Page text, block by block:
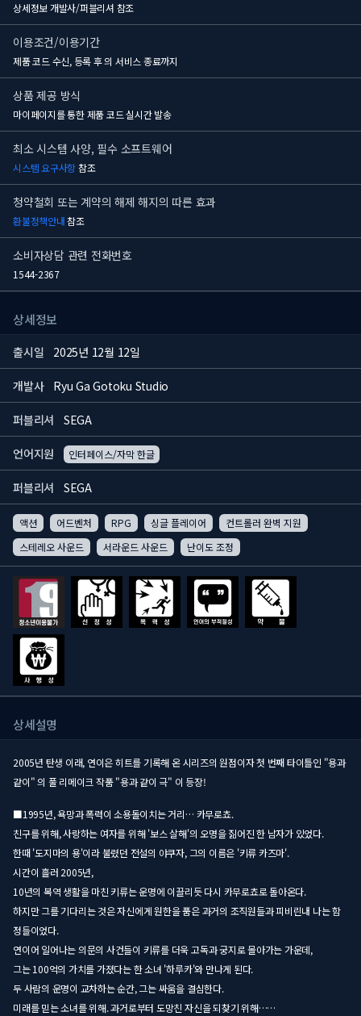
상세정보 개발사/퍼블리셔 참조
이용조건/이용기간
제품 코드 수신, 등록 후의 서비스 종료까지
상품 제공 방식
마이페이지를 통한 제품 코드 실시간 발송
최소 시스템 사양, 필수 소프트웨어
시스템 요구사항참조
청약철회 또는 계약의 해제 해지의 따른 효과
환불정책안내참조
소비자상담 관련 전화번호
1544-2367
상세정보
출시일 2025년 12월 12일
개발사 Ryu Ga Gotoku Studio
퍼블리셔 SEGA
언어지원 인터페이스/자막 한글
퍼블리셔 SEGA
액션 어드벤처 RPG 싱글 플레이어
컨트롤러 완벽 지원
스테레오 사운드
서라운드 사운드 난이도 조정
상세설명
2005년 탄생 이래, 연이은 히트를 기록해 온 시리즈의 원점이자 첫 번째 타이틀인 "용과
같이" 의 풀 리메이크 작품 "용과 같이 극" 이 등장!
■1995년, 욕망과 폭력이 소용돌이치는 거리… 카무로쵸.
친구를 위해, 사랑하는 여자를 위해 '보스 살해'의 오명을 짊어진 한 남자가 있었다.
한때 '도지마의 용'이라 불렸던 전설의 야쿠자, 그의 이름은 '키류 카즈마'.
시간이 흘러 2005년,
10년의 복역 생활을 마친 키류는 운명에 이끌리듯 다시 카무로쵸로 돌아온다.
하지만 그를 기다리는 것은 자신에게 원한을 품은 과거의 조직원들과 피비린내 나는 함
정들이었다.
연이어 일어나는 의문의 사건들이 키류를 더욱 고독과 궁지로 몰아가는 가운데,
그는 100억의 가치를 가졌다는 한 소녀 '하루카'와 만나게 된다.
두 사람의 운명이 교차하는 순간, 그는 싸움을 결심한다.
미래를 믿는 소녀를 위해. 과거로부터 도망친 자신을 되찾기 위해……